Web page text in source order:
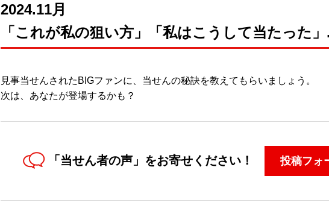
2024.11月
「これが私の狙い方」「私はこうして当たった
見事当せんされたBIGファンに、当せんの秘訣を教えてもらいましょう。
次は、あなたが登場するかも？
「当せん者の声」をお寄せください！ 投稿フォ